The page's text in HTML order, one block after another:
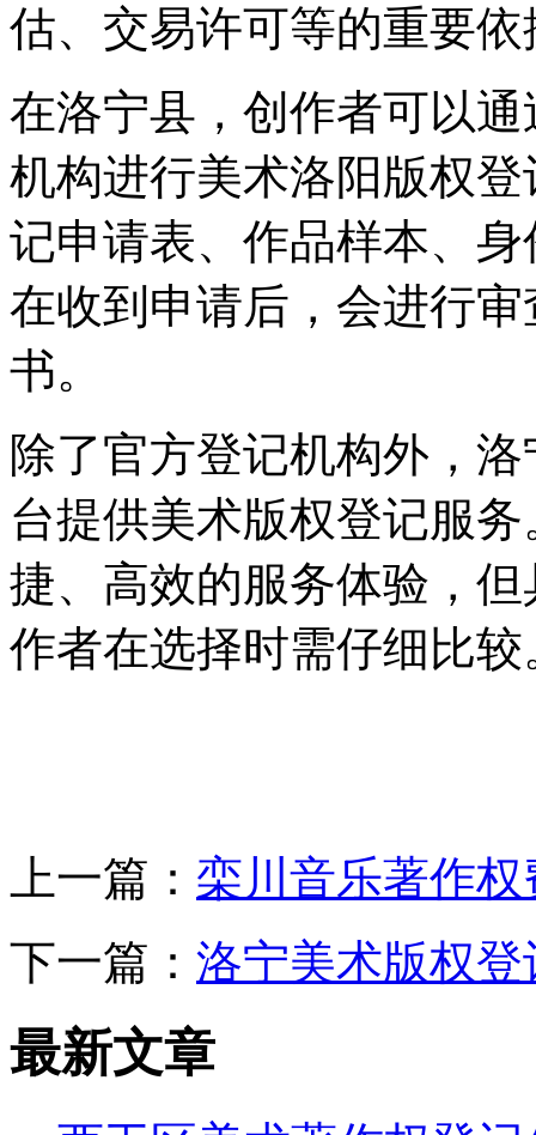
估、‌交易许可等的重要依
在洛宁县，‌创作者可以
机构进行美术洛阳版权
记申请表、‌作品样本、‌
在收到申请后，‌会进行
书。‌
除了官方登记机构外，‌
台提供美术版权登记服
捷、‌高效的服务体验，‌
作者在选择时需仔细比较
上一篇： 栾川音乐著作
下一篇： 洛宁美术版权
最新文章